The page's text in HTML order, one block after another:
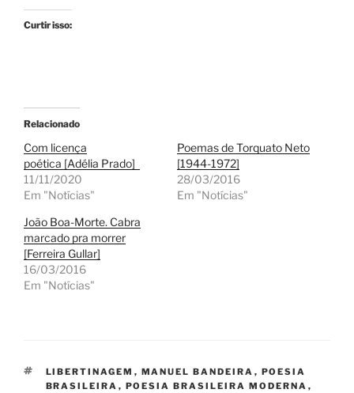
Curtir isso:
Relacionado
Com licença
poética [Adélia Prado]
11/11/2020
Em "Notícias"
Poemas de Torquato Neto
[1944-1972]
28/03/2016
Em "Notícias"
João Boa-Morte. Cabra
marcado pra morrer
[Ferreira Gullar]
16/03/2016
Em "Notícias"
TAGS
LIBERTINAGEM , MANUEL BANDEIRA , POESIA
BRASILEIRA , POESIA BRASILEIRA MODERNA ,